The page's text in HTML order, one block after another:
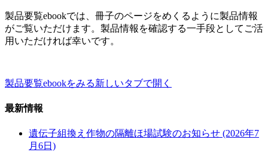
製品要覧ebookでは、冊子のページをめくるように製品情報
がご覧いただけます。製品情報を確認する一手段としてご活
用いただければ幸いです。
製品要覧ebookをみる新しいタブで開く
最新情報
遺伝子組換え作物の隔離ほ場試験のお知らせ (2026年7
月6日)